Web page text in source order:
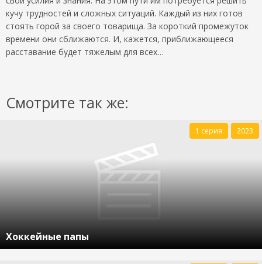
кучу трудностей и сложных ситуаций. Каждый из них готов
стоять горой за своего товарища. За короткий промежуток
времени они сближаются. И, кажется, приближающееся
расставание будет тяжелым для всех…
Смотрите так же:
Хоккейные папы
1 серия 2023